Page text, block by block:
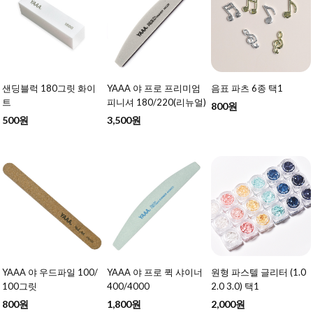
샌딩블럭 180그릿 화이
트
500원
YAAA 야 프로 프리미엄
피니셔 180/220(리뉴얼)
3,500원
음표 파츠 6종 택1
800원
YAAA 야 우드파일 100/
100그릿
800원
YAAA 야 프로 퀵 샤이너
400/4000
1,800원
원형 파스텔 글리터 (1.0
2.0 3.0) 택1
2,000원